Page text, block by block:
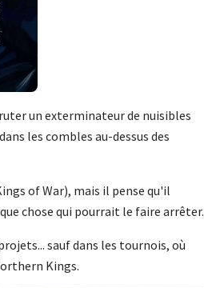
un exterminateur de nuisibles
les combles au-dessus des
of War), mais il pense qu'il
chose qui pourrait le faire arrêter.
sauf dans les tournois, où
Kings.